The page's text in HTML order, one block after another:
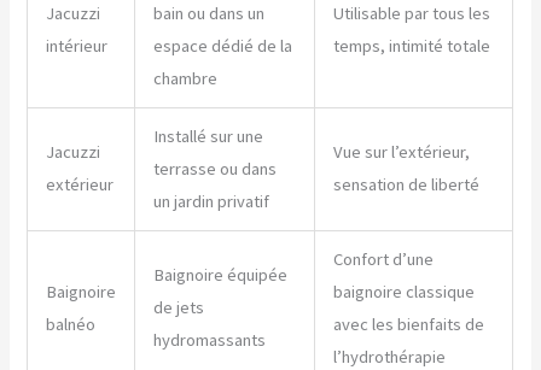
Jacuzzi
intérieur
bain ou dans un
espace dédié de la
chambre
Utilisable par tous les
temps, intimité totale
Jacuzzi
extérieur
Installé sur une
terrasse ou dans
un jardin privatif
Vue sur l’extérieur,
sensation de liberté
Baignoire
balnéo
Baignoire équipée
de jets
hydromassants
Confort d’une
baignoire classique
avec les bienfaits de
l’hydrothérapie